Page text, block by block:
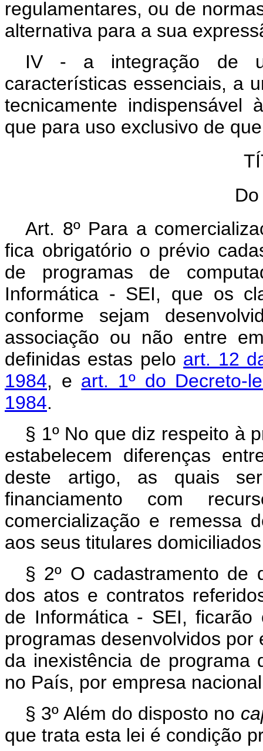
regulamentares, ou de
alternativa para a sua
IV - a integração de
características essenciais, a
tecnicamente indispensável
que para uso exclusivo de
Art. 8º Para a
fica obrigatório o prévio
de programas de
Informática - SEI, que os
conforme sejam
associação ou não entre
definidas estas pelo art. 12
1984, e art. 1º do Decreto-
1984.
§ 1º No que diz respeito à
estabelecem diferenças
deste artigo, as quais
financiamento com
comercialização e remessa
aos seus titulares
§ 2º O cadastramento de
dos atos e contratos
de Informática - SEI, ficarão
programas desenvolvidos
da inexistência de programa
no País, por empresa
§ 3º Além do disposto no
que trata esta lei é condição